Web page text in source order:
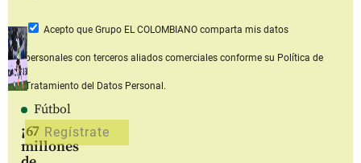
Fútbol
¡67
millones
Acepto que Grupo EL COLOMBIANOcomparta mis datos
personales con terceros aliados comerciales conforme su Política de
Tratamiento del Datos Personal.